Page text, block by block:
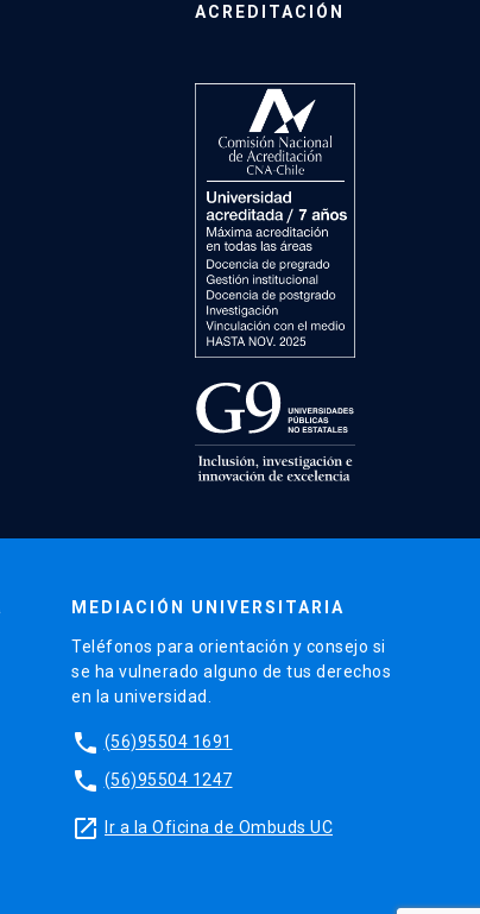
ACREDITACIÓN
MEDIACIÓN UNIVERSITARIA
Teléfonos para orientación y consejo si
se ha vulnerado alguno de tus derechos
en la universidad.
phone (56)95504 1691
phone (56)95504 1247
launch Ir a la Oficina de Ombuds UC